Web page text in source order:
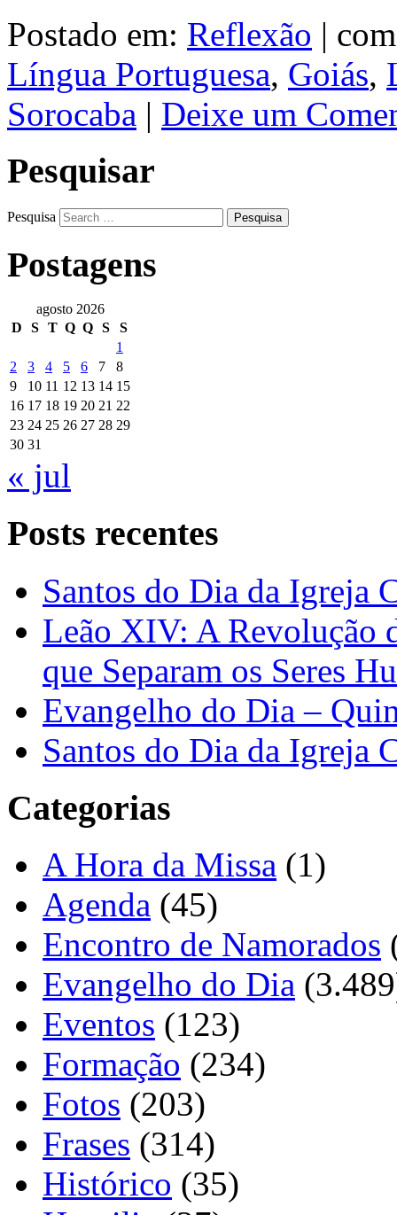
Postado em: Reflexão |
Língua Portuguesa, Goiás,
Sorocaba | Deixe um
Pesquisar
Pesquisa
Postagens
agosto 2026
D
S T Q Q S
S
1
2
3 4 5 6 7
8
9
10 11 12 13 14 15
16 17 18 19 20 21 22
23 24 25 26 27 28 29
30 31
« jul
Posts recentes
Santos do Dia da Igreja
Leão XIV: A Revolução
que Separam os Seres
Evangelho do Dia –
Santos do Dia da Igreja
Categorias
A Hora da Missa (1)
Agenda (45)
Encontro de Namorados
Evangelho do Dia
Eventos (123)
Formação (234)
Fotos (203)
Frases (314)
Histórico (35)